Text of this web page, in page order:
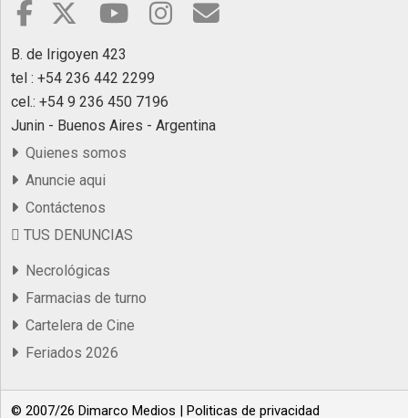
B. de Irigoyen 423
tel : +54 236 442 2299
cel.: +54 9 236 450 7196
Junin - Buenos Aires - Argentina
Quienes somos
Anuncie aqui
Contáctenos
TUS DENUNCIAS
Necrológicas
Farmacias de turno
Cartelera de Cine
Feriados 2026
© 2007/26 Dimarco Medios | Politicas de privacidad